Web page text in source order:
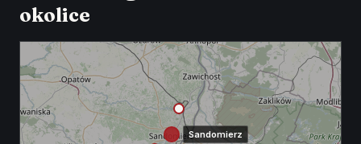
okolice
Sandomierz